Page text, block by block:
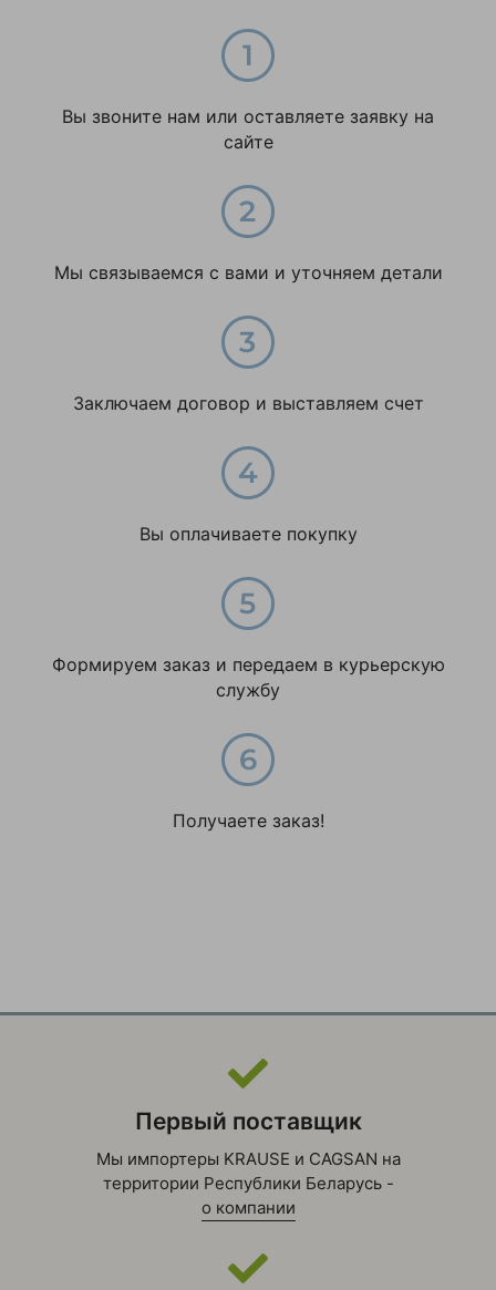
Вы звоните нам или оставляете заявку на
сайте
Мы связываемся с вами и уточняем детали
Заключаем договор и выставляем счет
Вы оплачиваете покупку
Формируем заказ и передаем в курьерскую
службу
Получаете заказ!
Первый поставщик
Мы импортеры KRAUSE и CAGSAN на
территории Республики Беларусь -
о компании